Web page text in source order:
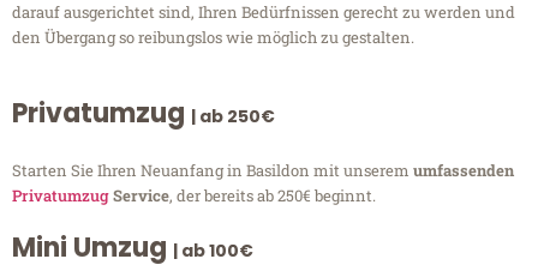
darauf ausgerichtet sind, Ihren Bedürfnissen gerecht zu werden und
den Übergang so reibungslos wie möglich zu gestalten.
Privatumzug | ab 250€
Starten Sie Ihren Neuanfang in Basildon mit unserem umfassenden
PrivatumzugService, der bereits ab 250€ beginnt.
Mini Umzug | ab 100€